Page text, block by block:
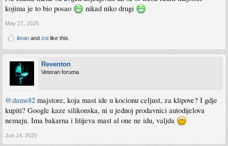
kojima je to bio posao
nikad niko drugi
May 27, 2025
ibran and zoi like this.
Reventon
Veteran foruma
@dams82 majstore, koja mast ide u kocionu celjust, za klipove? I gdje
kupiti? Google kaze silikonska, ni u jednoj prodavnici autodijelova
nemaju. Ima bakarna i litijeva mast al one ne idu, valjda
Jun 14, 2025